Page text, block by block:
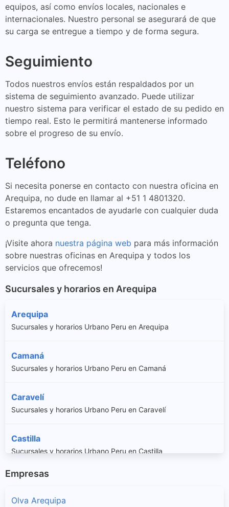
equipos, así como envíos locales, nacionales e
internacionales. Nuestro personal se asegurará de que
su carga se entregue a tiempo y de forma segura.
Seguimiento
Todos nuestros envíos están respaldados por un
sistema de seguimiento avanzado. Puede utilizar
nuestro sistema para verificar el estado de su pedido en
tiempo real. Esto le permitirá mantenerse informado
sobre el progreso de su envío.
Teléfono
Si necesita ponerse en contacto con nuestra oficina en
Arequipa, no dude en llamar al +51 1 4801320.
Estaremos encantados de ayudarle con cualquier duda
o pregunta que tenga.
¡Visite ahora nuestra página web para más información
sobre nuestras oficinas en Arequipa y todos los
servicios que ofrecemos!
Sucursales y horarios en Arequipa
Arequipa
Sucursales y horarios Urbano Peru en Arequipa
Camaná
Sucursales y horarios Urbano Peru en Camaná
Caravelí
Sucursales y horarios Urbano Peru en Caravelí
Castilla
Sucursales y horarios Urbano Peru en Castilla
Caylloma
Empresas
Olva Arequipa